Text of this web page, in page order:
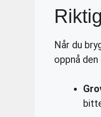
Når du
oppnå